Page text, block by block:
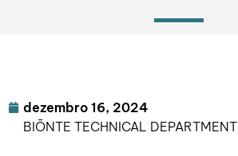
dezembro 16, 2024
BIŌNTE TECHNICAL DEPARTMENT